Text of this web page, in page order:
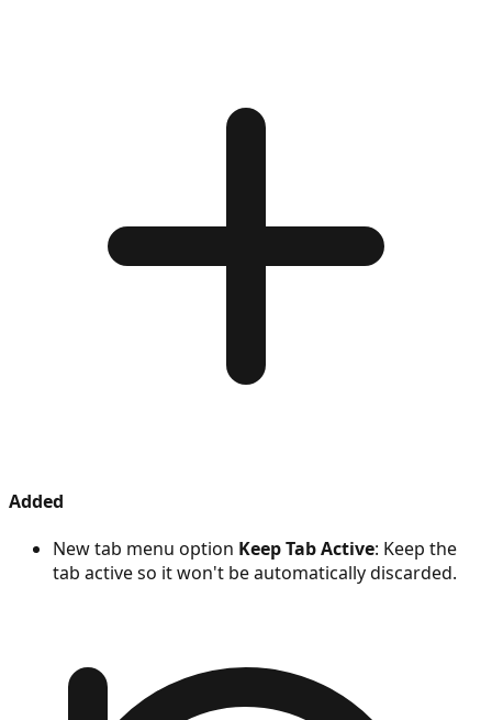
Added
New tab menu option Keep Tab Active: Keep the
tab active so it won't be automatically discarded.